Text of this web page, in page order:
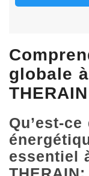
globale à
THERAIN
Qu’est-
essentiel